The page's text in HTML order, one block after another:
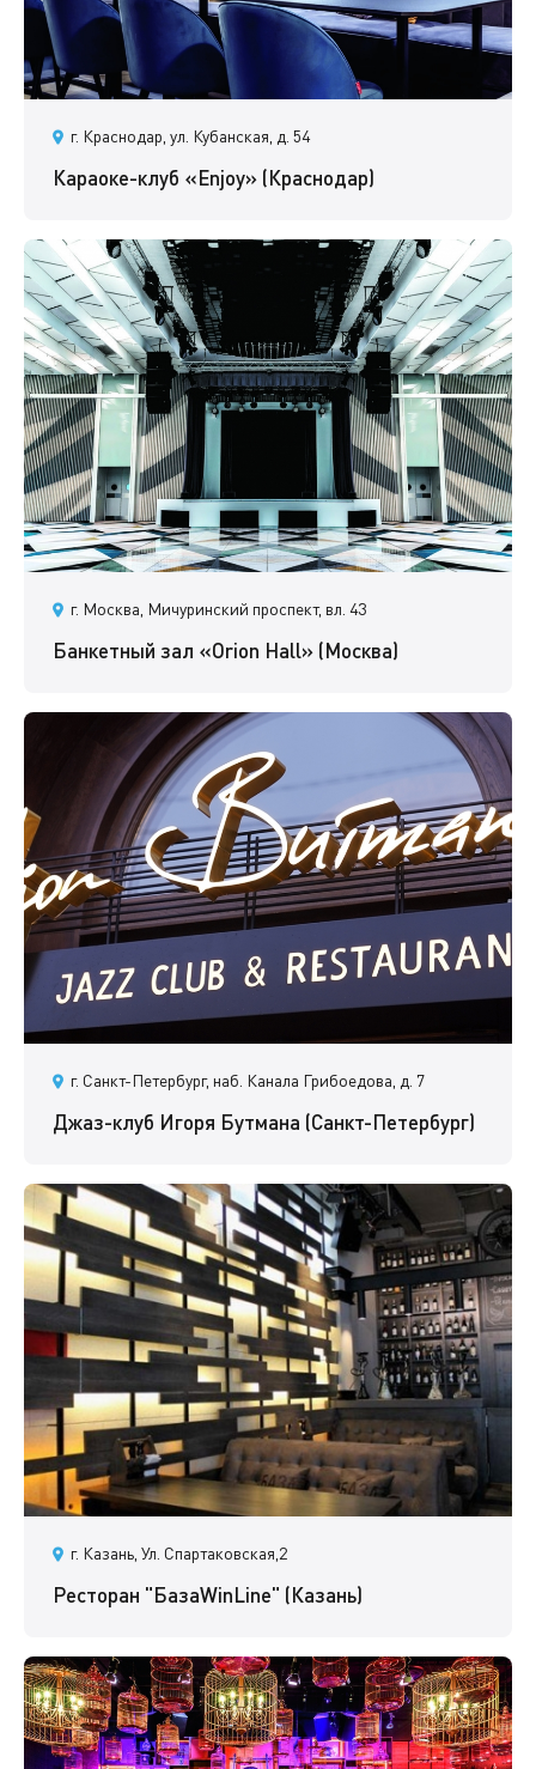
г. Краснодар, ул. Кубанская, д. 54
Караоке-клуб «Enjoy» (Краснодар)
г. Москва, Мичуринский проспект, вл. 43
Банкетный зал «Orion Hall» (Москва)
г. Санкт-Петербург, наб. Канала Грибоедова, д. 7
Джаз-клуб Игоря Бутмана (Санкт-Петербург)
г. Казань, Ул. Спартаковская,2
Ресторан "БазаWinLine" (Казань)